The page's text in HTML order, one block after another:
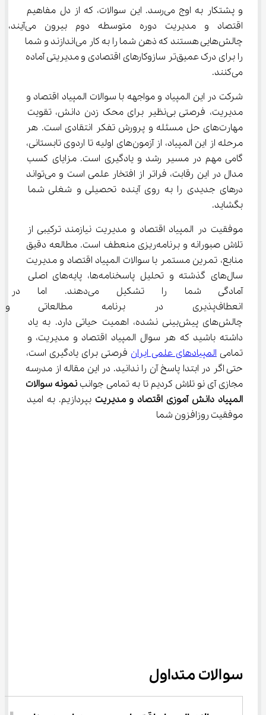
و پشتکار به اوج می‌رسد. این سوالات، که از دل مفاهیم
اقتصاد و مدیریت دوره متوسطه دوم بیرون می‌آیند،
چالش‌هایی هستند که ذهن شما را به کار می‌اندازند و شما
را برای درک عمیق‌تر سازوکارهای اقتصادی و مدیریتی آماده
می‌کنند.
شرکت در این المپیاد و مواجهه با سوالات المپیاد اقتصاد و
مدیریت، فرصتی بی‌نظیر برای محک زدن دانش، تقویت
مهارت‌های حل مسئله و پرورش تفکر انتقادی است. هر
مرحله از این المپیاد، از آزمون‌های اولیه تا اردوی تابستانی،
گامی مهم در مسیر رشد و یادگیری است. مزایای کسب
مدال در این رقابت، فراتر از افتخار علمی است و می‌تواند
درهای جدیدی را به روی آینده تحصیلی و شغلی شما
بگشاید.
موفقیت در المپیاد اقتصاد و مدیریت نیازمند ترکیبی از
تلاش صبورانه و برنامه‌ریزی منعطف است. مطالعه دقیق
منابع، تمرین مستمر با سوالات المپیاد اقتصاد و مدیریت
سال‌های گذشته و تحلیل پاسخنامه‌ها، پایه‌های اصلی
آمادگی شما را تشکیل
انعطاف‌پذیری در برنامه
چالش‌های پیش‌بینی نشده، اهمیت حیاتی دارد. به یاد
داشته باشید که هر سوال المپیاد اقتصاد و مدیریت، و
تمامی المپیادهای علمی ایران فرصتی برای یادگیری است،
حتی اگر در ابتدا پاسخ آن را ندانید. در این مقاله از مدرسه
مجازی آی نو تلاش کردیم تا به تمامی جوانب نمونه سوالات
المپیاد دانش آموزی اقتصاد و مدیریت بپردازیم. به امید
موفقیت روزافزون شما
سوالات متداول